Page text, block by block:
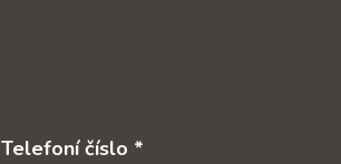
Telefoní číslo *